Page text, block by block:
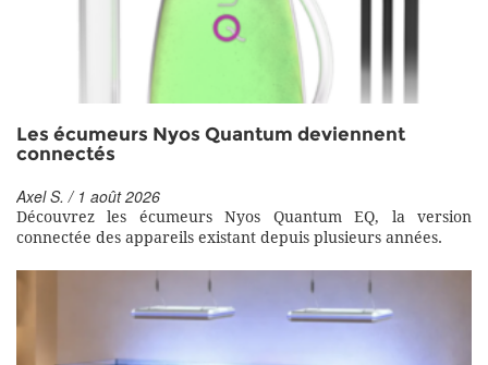
Les écumeurs Nyos Quantum deviennent
connectés
Axel S. / 1 août 2026
Découvrez les écumeurs Nyos Quantum EQ, la version
connectée des appareils existant depuis plusieurs années.